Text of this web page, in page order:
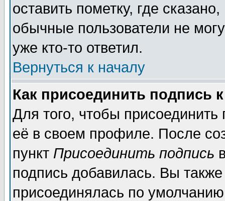
оставить пометку, где
обычные пользователи не
уже кто-то ответил.
Вернуться к началу
Как присоединить подпись
Для того, чтобы
её в своем профиле. После
пункт Присоединить подпись
подпись добавилась. Вы
присоединялась по